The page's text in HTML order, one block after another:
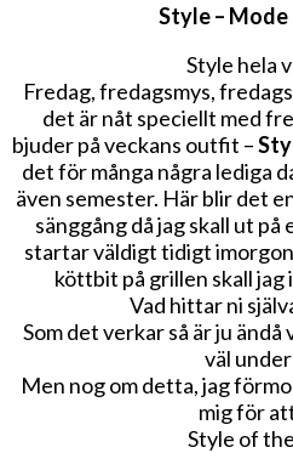
Style – Mode
Style hela
Fredag, fredagsmys,
det är nåt speciellt med
bjuder på veckans outfit –
det för många några lediga
även semester. Här blir det
sänggång då jag skall ut
startar väldigt tidigt
köttbit på grillen skall jag
Vad hittar ni
Som det verkar så är ju
väl
Men nog om detta, jag
mig för
Style of